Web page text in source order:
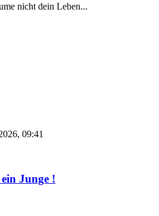
nicht dein Leben...
09:41
Junge !